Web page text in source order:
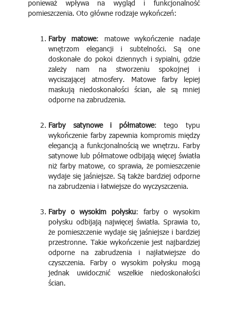
ponieważ wpływa na wygląd i funkcjonalność
pomieszczenia. Oto główne rodzaje wykończeń:
Farby matowe: matowe wykończenie nadaje
wnętrzom elegancji i subtelności. Są one
doskonałe do pokoi dziennych i sypialni, gdzie
zależy nam na stworzeniu spokojnej i
wyciszającej atmosfery. Matowe farby lepiej
maskują niedoskonałości ścian, ale są mniej
odporne na zabrudzenia.
Farby satynowe i półmatowe: tego typu
wykończenie farby zapewnia kompromis między
elegancją a funkcjonalnością we wnętrzu. Farby
satynowe lub półmatowe odbijają więcej światła
niż farby matowe, co sprawia, że pomieszczenie
wydaje się jaśniejsze. Są także bardziej odporne
na zabrudzenia i łatwiejsze do wyczyszczenia.
Farby o wysokim połysku: farby o wysokim
połysku odbijają najwięcej światła. Sprawia to,
że pomieszczenie wydaje się jaśniejsze i bardziej
przestronne. Takie wykończenie jest najbardziej
odporne na zabrudzenia i najłatwiejsze do
czyszczenia. Farby o wysokim połysku mogą
jednak uwidocznić wszelkie niedoskonałości
ścian.